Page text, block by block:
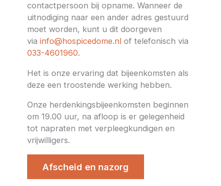
contactpersoon bij opname. Wanneer de
uitnodiging naar een ander adres gestuurd
moet worden, kunt u dit doorgeven
viainfo@hospicedome.nl of telefonisch via
033-4601960.
Het is onze ervaring dat bijeenkomsten als
deze een troostende werking hebben.
Onze herdenkingsbijeenkomsten beginnen
om 19.00 uur, na afloop is er gelegenheid
tot napraten met verpleegkundigen en
vrijwilligers.
Afscheid en nazorg